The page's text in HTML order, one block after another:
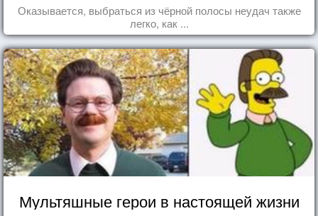
Оказывается, выбраться из чёрной полосы неудач также
легко, как ...
Мультяшные герои в настоящей жизни